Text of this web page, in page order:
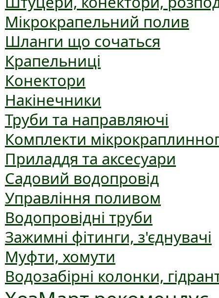
Мікрокрапельний полив
Шланги що сочаться
Крапельниці
Конектори
Накінечники
Труби та направляючі
Комплекти
Приладдя та аксесуари
Садовий водопровід
Управління поливом
Водопровідні труби
Зажимні фітинги, з'єднувачі
Муфти, хомути
Водозабірні колонки,